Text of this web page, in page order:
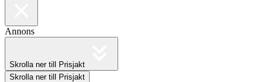
Annons
Skrolla ner till Prisjakt
Skrolla ner till Prisjakt